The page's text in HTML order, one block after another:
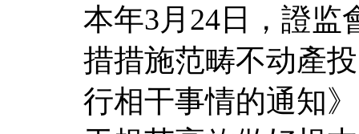
本年3月24日，證监
措措施范畴不动產
行相干事情的通知